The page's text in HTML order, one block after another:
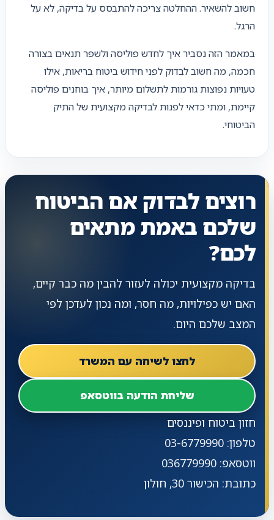
חשוב להשאיר. ההחלטה צריכה להתבסס על בדיקה, לא על
הרגל.
במאמר הזה נסביר איך לחדש פוליסה ולשפר תנאים בצורה
חכמה, מה חשוב לבדוק לפני חידוש ביטוח בריאות, אילו
טעויות נפוצות גורמות לתשלום מיותר, איך בוחנים פוליסה
קיימת, ומתי כדאי לפנות לבדיקה מקצועית של התיק
הביטוחי.
רוצים לבדוק אם הביטוח
שלכם באמת מתאים
לכם?
בדיקה מקצועית יכולה לעזור להבין מה כבר קיים,
האם יש כפילויות, מה חסר, ומה נכון לעדכן לפי
המצב שלכם היום.
לחצו לשיחה עם המשרד
שליחת הודעה בווטסאפ
חזון ביטוח ופיננסים
טלפון: 03-6779990
ווטסאפ: 036779990
כתובת: הכישור 30, חולון